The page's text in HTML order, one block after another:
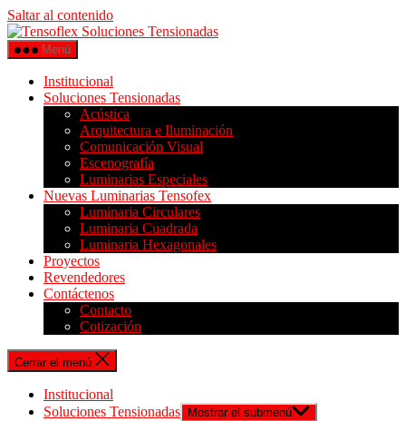
Saltar al contenido
Menú
Institucional
Soluciones Tensionadas
Acústica
Arquitectura e Iluminación
Comunicación Visual
Escenografía
Luminarias Especiales
Nuevas Luminarias Tensofex
Luminaria Circulares
Luminaria Cuadrada
Luminaria Hexagonales
Proyectos
Revendedores
Contáctenos
Contacto
Cotización
Cerrar el menú
Institucional
Soluciones Tensionadas
Mostrar el submenú